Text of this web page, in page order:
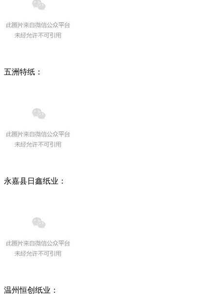
五洲特纸 ：
永嘉县日鑫纸业：
温州恒创纸业：